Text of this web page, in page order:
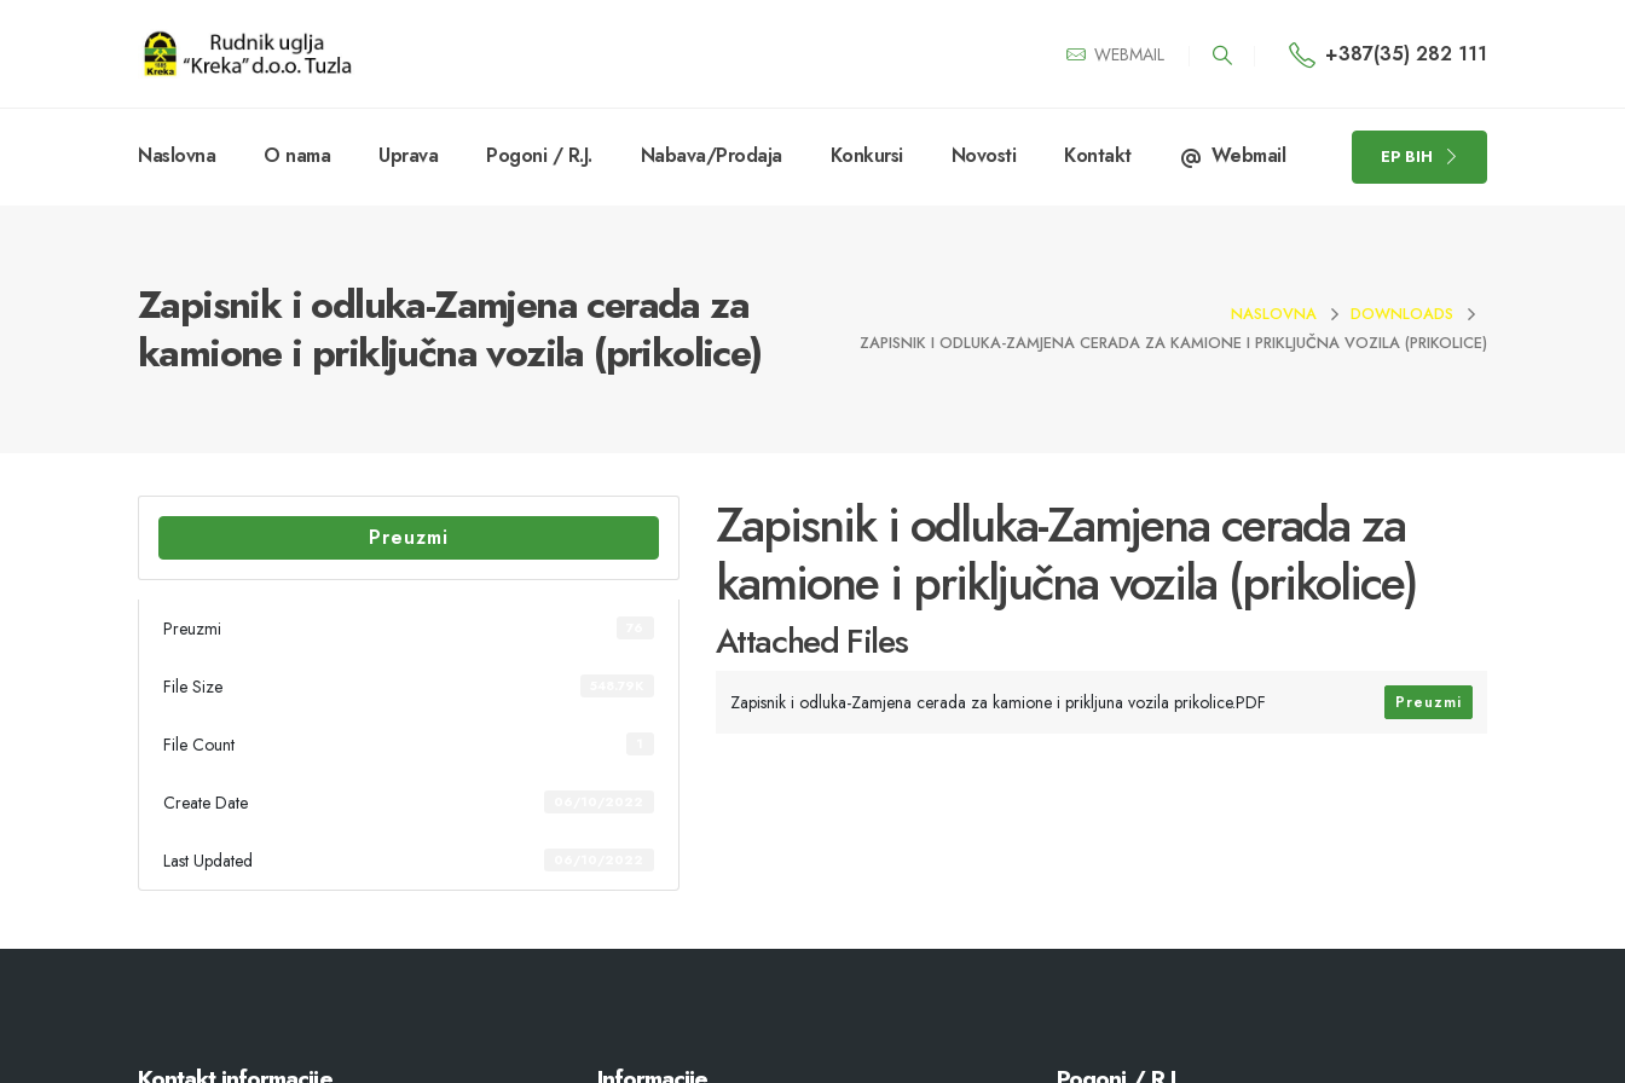
WEBMAIL +387(35) 282 111
Naslovna O nama Uprava Pogoni / R.J. Nabava/Prodaja Konkursi Novosti Kontakt Webmail EP BIH
Zapisnik i odluka-Zamjena cerada za
kamione i priključna vozila (prikolice)
NASLOVNA
DOWNLOADS
ZAPISNIK I ODLUKA-ZAMJENA CERADA ZA KAMIONE I PRIKLJUČNA VOZILA (PRIKOLICE)
Preuzmi
Preuzmi
File Size
File Count
Create Date
Last Updated
Zapisnik i odluka-Zamjena cerada za
kamione i priključna vozila (prikolice)
Attached Files
Zapisnik i odluka-Zamjena cerada za kamione i prikljuna vozila prikolice.PDF Preuzmi